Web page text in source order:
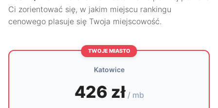
Ci zorientować się, w jakim miejscu rankingu
cenowego plasuje się Twoja miejscowość.
TWOJE MIASTO
Katowice
426 zł / mb